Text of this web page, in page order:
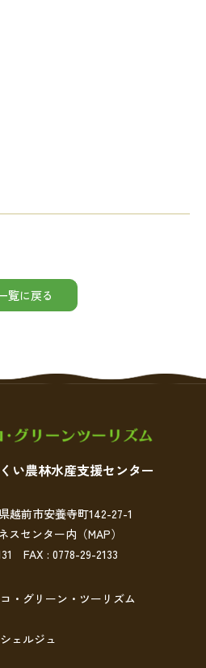
覧に戻る
い農林水産支援センター
越前市安養寺町142-27-1
スセンター内 （MAP）
FAX : 0778-29-2133
・グリーン・ツーリズム
ェルジュ